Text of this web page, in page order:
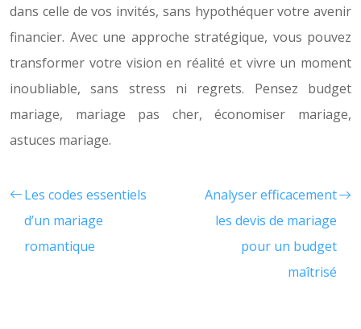
dans celle de vos invités, sans hypothéquer votre avenir
financier. Avec une approche stratégique, vous pouvez
transformer votre vision en réalité et vivre un moment
inoubliable, sans stress ni regrets. Pensez budget
mariage, mariage pas cher, économiser mariage,
astuces mariage.
Les codes essentiels
d’un mariage
romantique
Analyser efficacement
les devis de mariage
pour un budget
maîtrisé